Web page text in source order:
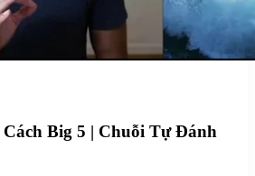
Big 5 | Chuỗi Tự Đánh